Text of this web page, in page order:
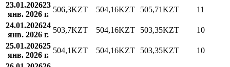
23.01.202623
янв. 2026 г.
506,3KZT 504,16KZT 505,71KZT
11
24.01.202624
янв. 2026 г.
503,7KZT 504,16KZT 503,35KZT
10
25.01.202625
янв. 2026 г.
504,1KZT 504,16KZT 503,35KZT
10